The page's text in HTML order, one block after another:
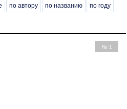
по автору по названию по году
№ 1